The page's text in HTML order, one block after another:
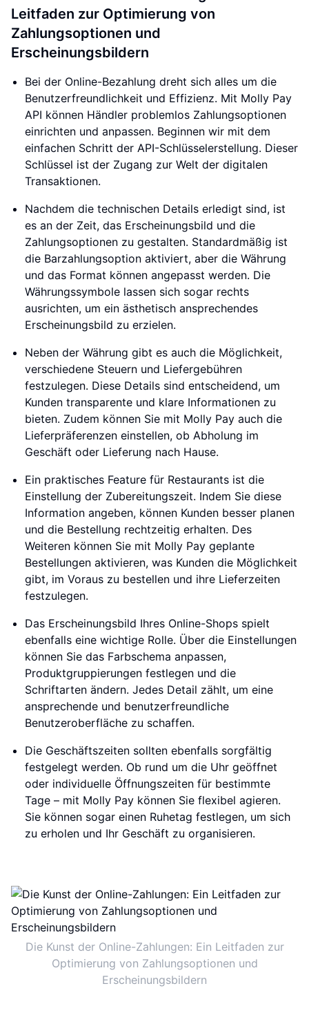
Leitfaden zur Optimierung von
Zahlungsoptionen und
Erscheinungsbildern
Bei der Online-Bezahlung dreht sich alles um die
Benutzerfreundlichkeit und Effizienz. Mit Molly Pay
API können Händler problemlos Zahlungsoptionen
einrichten und anpassen. Beginnen wir mit dem
einfachen Schritt der API-Schlüsselerstellung. Dieser
Schlüssel ist der Zugang zur Welt der digitalen
Transaktionen.
Nachdem die technischen Details erledigt sind, ist
es an der Zeit, das Erscheinungsbild und die
Zahlungsoptionen zu gestalten. Standardmäßig ist
die Barzahlungsoption aktiviert, aber die Währung
und das Format können angepasst werden. Die
Währungssymbole lassen sich sogar rechts
ausrichten, um ein ästhetisch ansprechendes
Erscheinungsbild zu erzielen.
Neben der Währung gibt es auch die Möglichkeit,
verschiedene Steuern und Liefergebühren
festzulegen. Diese Details sind entscheidend, um
Kunden transparente und klare Informationen zu
bieten. Zudem können Sie mit Molly Pay auch die
Lieferpräferenzen einstellen, ob Abholung im
Geschäft oder Lieferung nach Hause.
Ein praktisches Feature für Restaurants ist die
Einstellung der Zubereitungszeit. Indem Sie diese
Information angeben, können Kunden besser planen
und die Bestellung rechtzeitig erhalten. Des
Weiteren können Sie mit Molly Pay geplante
Bestellungen aktivieren, was Kunden die Möglichkeit
gibt, im Voraus zu bestellen und ihre Lieferzeiten
festzulegen.
Das Erscheinungsbild Ihres Online-Shops spielt
ebenfalls eine wichtige Rolle. Über die Einstellungen
können Sie das Farbschema anpassen,
Produktgruppierungen festlegen und die
Schriftarten ändern. Jedes Detail zählt, um eine
ansprechende und benutzerfreundliche
Benutzeroberfläche zu schaffen.
Die Geschäftszeiten sollten ebenfalls sorgfältig
festgelegt werden. Ob rund um die Uhr geöffnet
oder individuelle Öffnungszeiten für bestimmte
Tage – mit Molly Pay können Sie flexibel agieren.
Sie können sogar einen Ruhetag festlegen, um sich
zu erholen und Ihr Geschäft zu organisieren.
Die Kunst der Online-Zahlungen: Ein Leitfaden zur
Optimierung von Zahlungsoptionen und
Erscheinungsbildern